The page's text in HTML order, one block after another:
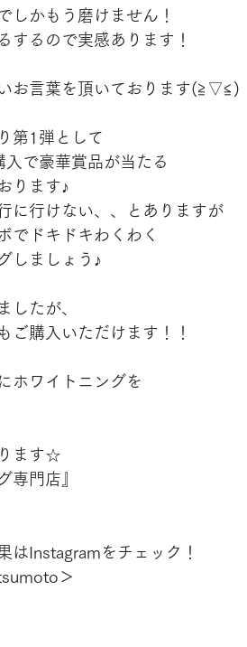
かもう磨けません！
るので実感あります！
お言葉を頂いております(≧▽≦)
第1弾として
で豪華賞品が当たる
ります♪
に行けない、、とありますが
でドキドキわくわく
しましょう♪
したが、
ご購入いただけます！！
ホワイトニングを
ます☆
専門店』
はInstagramをチェック！
＞